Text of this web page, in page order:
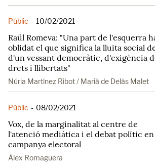
Públic - 10/02/2021
Raül Romeva: "Una part de l'esquerra
oblidat el que significa la lluita social
d'un vessant democràtic, d'exigència
drets i llibertats"
Núria Martínez Ribot / Marià de Delàs Malet
Públic - 08/02/2021
Vox, de la marginalitat al centre de
l'atenció mediàtica i el debat polític en
campanya electoral
Àlex Romaguera